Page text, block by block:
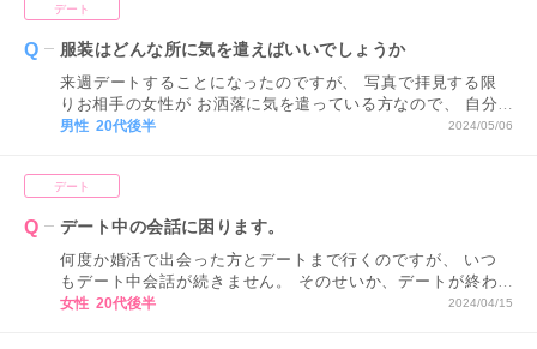
デート
服装はどんな所に気を遣えばいいでしょうか
来週デートすることになったのですが、 写真で拝見する限
りお相手の女性が お洒落に気を遣っている方なので、 自分
もある程度お洒落をして 行きたいなと思っています。 普段
男性 20代後半 2024/05/06
デート
デート中の会話に困ります。
何度か婚活で出会った方とデートまで行くのですが、 いつ
もデート中会話が続きません。 そのせいか、デートが終わ
ってから 連絡が途切れることも多いです。 どうしたらデー
女性 20代後半 2024/04/15